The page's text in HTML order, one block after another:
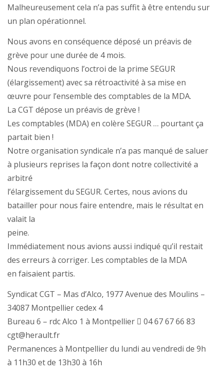
Malheureusement cela n’a pas suffit à être entendu sur
un plan opérationnel.
Nous avons en conséquence déposé un préavis de
grève pour une durée de 4 mois.
Nous revendiquons l’octroi de la prime SEGUR
(élargissement) avec sa rétroactivité à sa mise en
œuvre pour l’ensemble des comptables de la MDA.
La CGT dépose un préavis de grève !
Les comptables (MDA) en colère SEGUR … pourtant ça
partait bien !
Notre organisation syndicale n’a pas manqué de saluer
à plusieurs reprises la façon dont notre collectivité a
arbitré
l’élargissement du SEGUR. Certes, nous avions du
batailler pour nous faire entendre, mais le résultat en
valait la
peine.
Immédiatement nous avions aussi indiqué qu’il restait
des erreurs à corriger. Les comptables de la MDA
en faisaient partis.
Syndicat CGT – Mas d’Alco, 1977 Avenue des Moulins –
34087 Montpellier cedex 4
Bureau 6 – rdc Alco 1 à Montpellier  04 67 67 66 83
cgt@herault.fr
Permanences à Montpellier du lundi au vendredi de 9h
à 11h30 et de 13h30 à 16h